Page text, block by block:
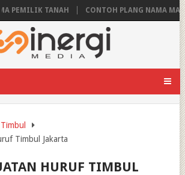
TANAH CONTOH PLANG NAMA MASJID
Timbul Jakarta
HURUF TIMBUL